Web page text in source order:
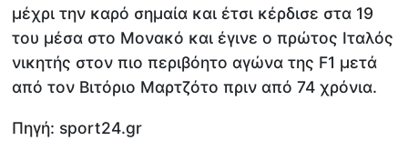
μέχρι την καρό σημαία και έτσι κέρδισε στα 19
του μέσα στο Μονακό και έγινε ο πρώτος Ιταλός
νικητής στον πιο περιβόητο αγώνα της F1 μετά
από τον Βιτόριο Μαρτζότο πριν από 74 χρόνια.
Πηγή: sport24.gr